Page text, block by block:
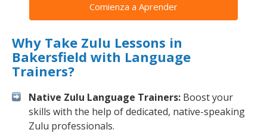
Comienza a Aprender
Why Take Zulu Lessons in
Bakersfield with Language
Trainers?
Native Zulu Language Trainers: Boost your
skills with the help of dedicated, native-speaking
Zulu professionals.